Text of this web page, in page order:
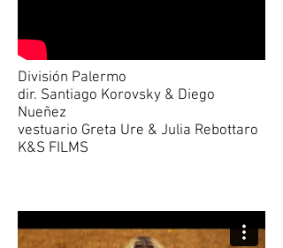
División Palermo
dir. Santiago Korovsky & Diego
Nueñez
vestuario Greta Ure & Julia Rebottaro
K&S FILMS